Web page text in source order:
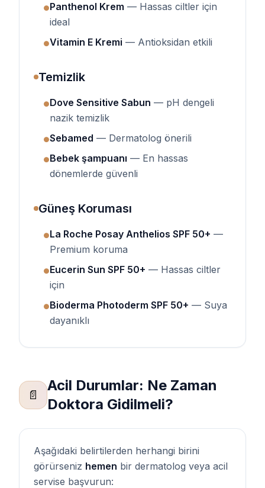
●Panthenol Krem — Hassas ciltler için
ideal
●Vitamin E Kremi — Antioksidan etkili
Temizlik
●Dove Sensitive Sabun — pH dengeli
nazik temizlik
●Sebamed — Dermatolog önerili
●Bebek şampuanı — En hassas
dönemlerde güvenli
Güneş Koruması
●La Roche Posay Anthelios SPF 50+ —
Premium koruma
●Eucerin Sun SPF 50+ — Hassas ciltler
için
●Bioderma Photoderm SPF 50+ — Suya
dayanıklı
📄
Acil Durumlar: Ne Zaman
Doktora Gidilmeli?
Aşağıdaki belirtilerden herhangi birini
görürseniz hemen bir dermatolog veya acil
servise başvurun: